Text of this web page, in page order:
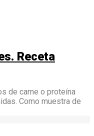
Receta
de carne o proteína
Como muestra de